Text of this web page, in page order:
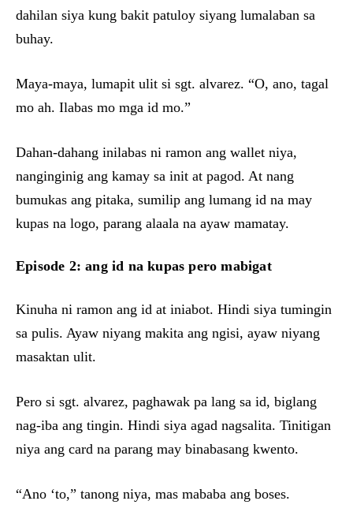
dahilan siya kung bakit patuloy siyang lumalaban sa
buhay.
Maya-maya, lumapit ulit si sgt. alvarez. “O, ano, tagal
mo ah. Ilabas mo mga id mo.”
Dahan-dahang inilabas ni ramon ang wallet niya,
nanginginig ang kamay sa init at pagod. At nang
bumukas ang pitaka, sumilip ang lumang id na may
kupas na logo, parang alaala na ayaw mamatay.
Episode 2: ang id na kupas pero mabigat
Kinuha ni ramon ang id at iniabot. Hindi siya tumingin
sa pulis. Ayaw niyang makita ang ngisi, ayaw niyang
masaktan ulit.
Pero si sgt. alvarez, paghawak pa lang sa id, biglang
nag-iba ang tingin. Hindi siya agad nagsalita. Tinitigan
niya ang card na parang may binabasang kwento.
“Ano ‘to,” tanong niya, mas mababa ang boses.